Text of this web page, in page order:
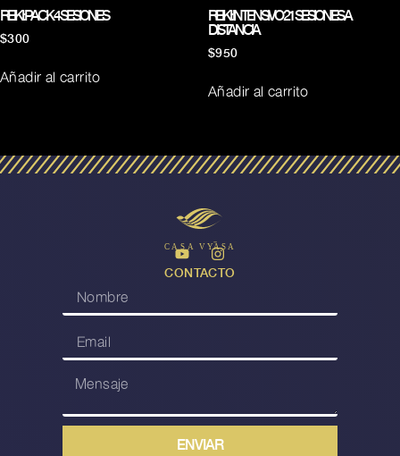
REIKI: PACK 4 SESIONES
$300
Añadir al carrito
REIKI: INTENSIVO 21 SESIONES A
DISTANCIA
$950
Añadir al carrito
CA S A VYAS A
CONTACTO
ENVIAR